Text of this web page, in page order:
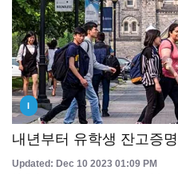
I
내년부터 유학생 잔고증
Updated: Dec 10 2023 01:09 PM